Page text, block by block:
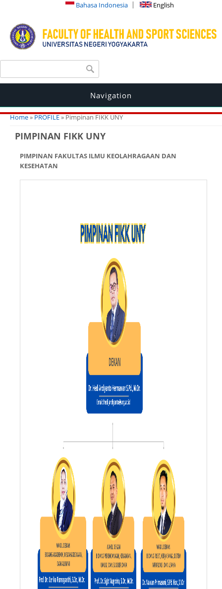
Bahasa Indonesia English
Search form
Navigation
You are here
Home»PROFILE» Pimpinan FIKK UNY
PIMPINAN FIKK UNY
PIMPINAN FAKULTAS ILMU KEOLAHRAGAAN DAN
KESEHATAN